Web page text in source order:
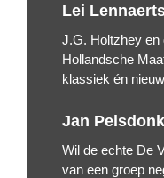
Lei
J.G. Holtzhey en
Hollandsche
klassiek én nieuw
Jan Pelsdonk
Wil de echte De
van een groep